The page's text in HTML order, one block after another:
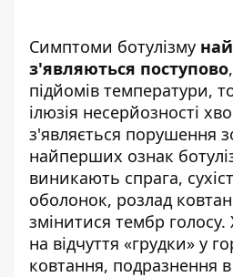
Симптоми ботулізму
з'являються поступово
підйомів температури,
ілюзія несерйозності
з'являється порушення
найперших ознак
виникають спрага,
оболонок, розлад
змінитися тембр голосу.
на відчуття «грудки» у
ковтання, подразнення в